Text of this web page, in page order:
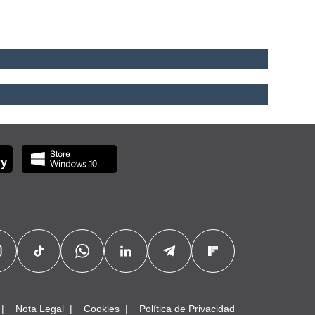
Nota Legal Cookies Política de Privacidad